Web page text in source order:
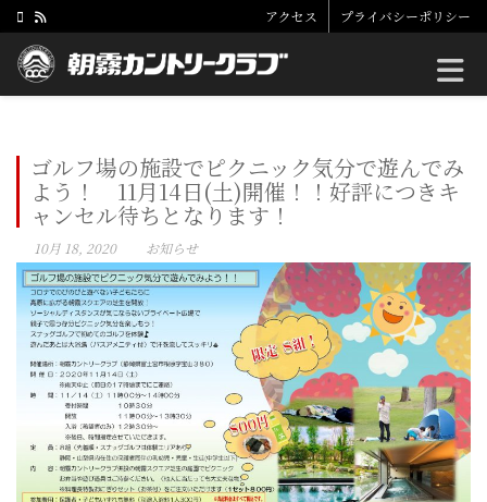
アクセス プライバシーポリシー
ゴルフ場の施設でピクニック気分で遊んでみ
よう！ 11月14日(土)開催！！好評につきキ
ャンセル待ちとなります！
10月 18, 2020 お知らせ